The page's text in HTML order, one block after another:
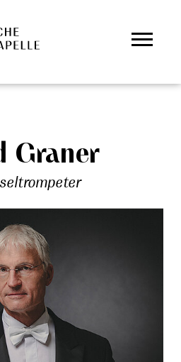
Graner